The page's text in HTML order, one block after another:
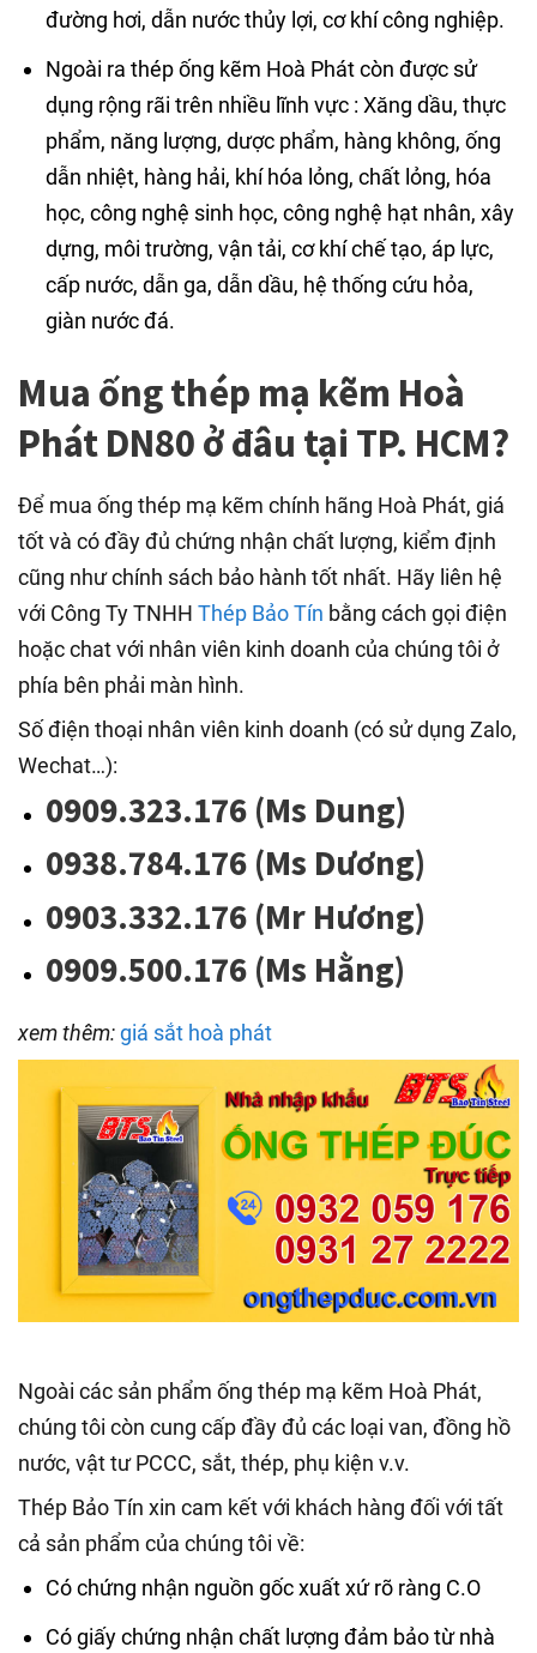
đường hơi, dẫn nước thủy lợi, cơ khí công nghiệp.
Ngoài ra thép ống kẽm Hoà Phát còn được sử
dụng rộng rãi trên nhiều lĩnh vực : Xăng dầu, thực
phẩm, năng lượng, dược phẩm, hàng không, ống
dẫn nhiệt, hàng hải, khí hóa lỏng, chất lỏng, hóa
học, công nghệ sinh học, công nghệ hạt nhân, xây
dựng, môi trường, vận tải, cơ khí chế tạo, áp lực,
cấp nước, dẫn ga, dẫn dầu, hệ thống cứu hỏa,
giàn nước đá.
Mua ống thép mạ kẽm Hoà
Phát DN80 ở đâu tại TP. HCM?
Để mua ống thép mạ kẽm chính hãng Hoà Phát, giá
tốt và có đầy đủ chứng nhận chất lượng, kiểm định
cũng như chính sách bảo hành tốt nhất. Hãy liên hệ
với Công Ty TNHH Thép Bảo Tín bằng cách gọi điện
hoặc chat với nhân viên kinh doanh của chúng tôi ở
phía bên phải màn hình.
Số điện thoại nhân viên kinh doanh (có sử dụng Zalo,
Wechat…):
0909.323.176 (Ms Dung)
0938.784.176 (Ms Dương)
0903.332.176 (Mr Hương)
0909.500.176 (Ms Hằng)
xem thêm:giá sắt hoà phát
Ngoài các sản phẩm ống thép mạ kẽm Hoà Phát,
chúng tôi còn cung cấp đầy đủ các loại van, đồng hồ
nước, vật tư PCCC, sắt, thép, phụ kiện v.v.
Thép Bảo Tín xin cam kết với khách hàng đối với tất
cả sản phẩm của chúng tôi về:
Có chứng nhận nguồn gốc xuất xứ rõ ràng C.O
Có giấy chứng nhận chất lượng đảm bảo từ nhà